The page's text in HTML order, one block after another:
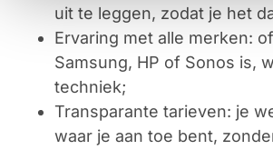
uit te leggen, zodat je het
Ervaring met alle merken:
Samsung, HP of Sonos is,
techniek;
Transparante tarieven: je
waar je aan toe bent,